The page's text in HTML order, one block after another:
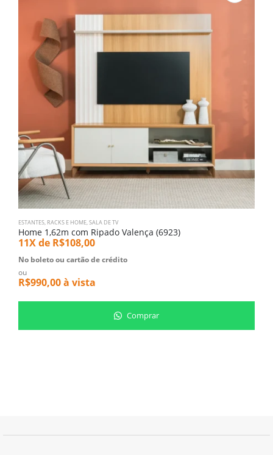
ESTANTES, RACKS E HOME SALA DE TV
Home 1,62m com Ripado Valença (6923)
11X de R$108,00
No boleto ou cartão de crédito
ou
R$990,00à vista
Comprar